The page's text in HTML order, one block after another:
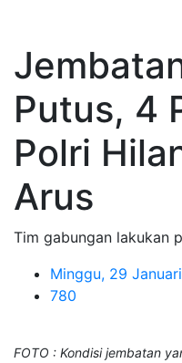
Putus, 4
Polri
Arus
Tim gabungan lakukan
Minggu, 29
780
FOTO : Kondisi jembatan